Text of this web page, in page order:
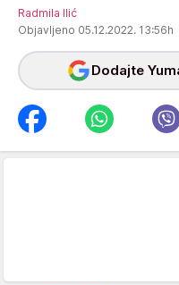
Radmila Ilić
Objavljeno 05.12.2022. 13:56h
Dodajte